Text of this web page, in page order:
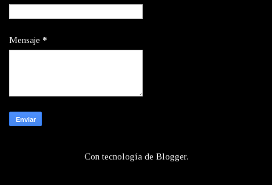
Mensaje *
Con tecnología de Blogger.